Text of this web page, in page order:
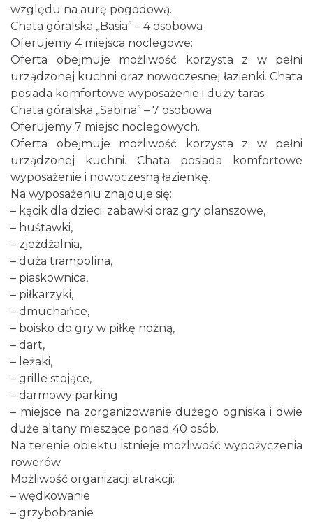
względu na aurę pogodową.
Chata góralska „Basia” – 4 osobowa
Oferujemy 4 miejsca noclegowe:
Oferta obejmuje możliwość korzysta z w pełni
urządzonej kuchni oraz nowoczesnej łazienki. Chata
posiada komfortowe wyposażenie i duży taras.
Chata góralska „Sabina” – 7 osobowa
Oferujemy 7 miejsc noclegowych.
Oferta obejmuje możliwość korzysta z w pełni
urządzonej kuchni. Chata posiada komfortowe
wyposażenie i nowoczesną łazienkę.
Na wyposażeniu znajduje się:
– kącik dla dzieci: zabawki oraz gry planszowe,
– huśtawki,
– zjeżdżalnia,
– duża trampolina,
– piaskownica,
– piłkarzyki,
– dmuchańce,
– boisko do gry w piłkę nożną,
– dart,
– leżaki,
– grille stojące,
– darmowy parking
– miejsce na zorganizowanie dużego ogniska i dwie
duże altany mieszące ponad 40 osób.
Na terenie obiektu istnieje możliwość wypożyczenia
rowerów.
Możliwość organizacji atrakcji:
– wędkowanie
– grzybobranie